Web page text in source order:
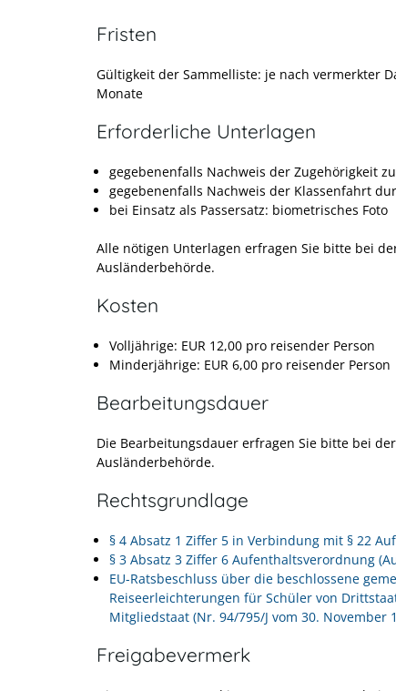
Fristen
Gültigkeit der Sammelliste: je nach vermerkter
Monate
Erforderliche Unterlagen
gegebenenfalls Nachweis der Zugehörigkeit
gegebenenfalls Nachweis der Klassenfahrt
bei Einsatz als Passersatz: biometrisches Foto
Alle nötigen Unterlagen erfragen Sie bitte bei
Ausländerbehörde.
Kosten
Volljährige: EUR 12,00 pro reisender Person
Minderjährige: EUR 6,00 pro reisender Person
Bearbeitungsdauer
Die Bearbeitungsdauer erfragen Sie bitte bei
Ausländerbehörde.
Rechtsgrundlage
§ 4 Absatz 1 Ziffer 5 in Verbindung mit § 22
§ 3 Absatz 3 Ziffer 6 Aufenthaltsverordnung
EU-Ratsbeschluss über die beschlossene
Reiseerleichterungen für Schüler von
Mitgliedstaat (Nr. 94/795/J vom 30. November
Freigabevermerk